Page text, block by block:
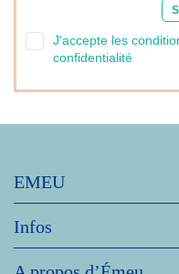
J'accepte les
confidentialité
EMEU
Infos